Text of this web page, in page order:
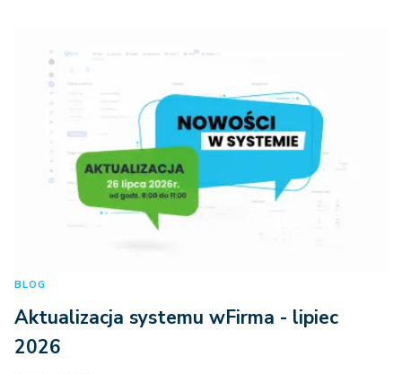
BLOG
Aktualizacja systemu wFirma - lipiec
2026